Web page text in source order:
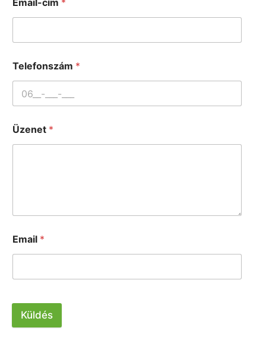
Email-cím *
Telefonszám *
Üzenet *
Email *
Küldés